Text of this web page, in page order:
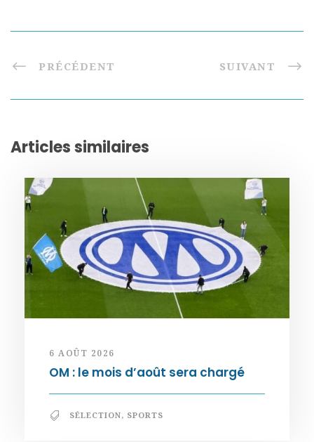
PRÉCÉDENT SUIVANT
Articles similaires
6 AOÛT 2026
OM : le mois d’août sera chargé
SÉLECTION, SPORTS